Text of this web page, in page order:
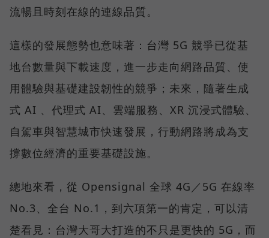
流暢且時刻在線的連線品質。
這樣的發展態勢也意味著：台灣 5G 競爭已從基
地台數量與下載速度，進一步走向網路品質、使
用體驗與基礎建設韌性的競爭；未來，隨著生成
式 AI 、代理式 AI、雲端服務、XR 沉浸式體驗、
自駕車與智慧城市快速發展，行動網路將成為支
撐數位經濟的重要基礎設施。
總地來看，從 Opensignal 全球 4G／5G 在線率
No.3、全台 No.1，到六項第一的肯定，可以清
楚看見：台灣大哥大打造的不只是更快的 5G，而